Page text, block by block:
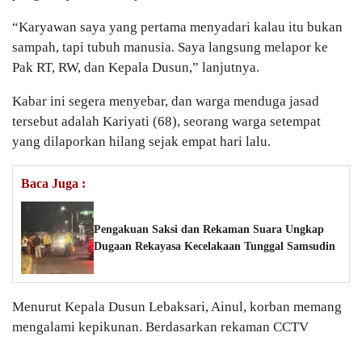
“Karyawan saya yang pertama menyadari kalau itu bukan
sampah, tapi tubuh manusia. Saya langsung melapor ke
Pak RT, RW, dan Kepala Dusun,” lanjutnya.
Kabar ini segera menyebar, dan warga menduga jasad
tersebut adalah Kariyati (68), seorang warga setempat
yang dilaporkan hilang sejak empat hari lalu.
Baca Juga :
Pengakuan Saksi dan Rekaman Suara Ungkap
Dugaan Rekayasa Kecelakaan Tunggal Samsudin
Menurut Kepala Dusun Lebaksari, Ainul, korban memang
mengalami kepikunan. Berdasarkan rekaman CCTV